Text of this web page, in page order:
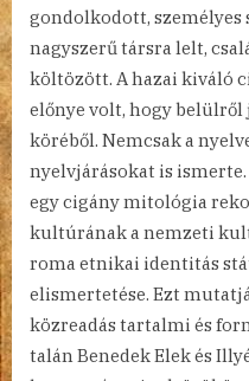
gondolkodott, személyes
nagyszerű társra lelt,
költözött. A hazai kiváló
előnye volt, hogy
köréből. Nemcsak a
nyelvjárásokat is
egy cigány mitológia
kultúrának a nemzeti
roma etnikai identitás
elismertetése. Ezt
közreadás tartalmi és
talán Benedek Elek és